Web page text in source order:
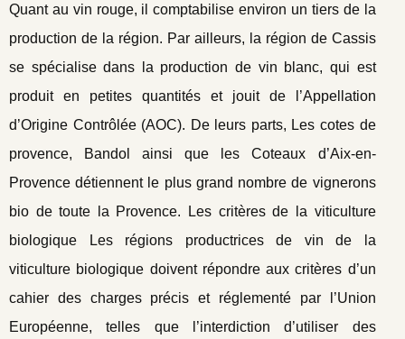
Quant au vin rouge, il comptabilise environ un tiers de la
production de la région. Par ailleurs, la région de Cassis
se spécialise dans la production de vin blanc, qui est
produit en petites quantités et jouit de l’Appellation
d’Origine Contrôlée (AOC). De leurs parts, Les cotes de
provence, Bandol ainsi que les Coteaux d’Aix-en-
Provence détiennent le plus grand nombre de vignerons
bio de toute la Provence. Les critères de la viticulture
biologique Les régions productrices de vin de la
viticulture biologique doivent répondre aux critères d’un
cahier des charges précis et réglementé par l’Union
Européenne, telles que l’interdiction d’utiliser des